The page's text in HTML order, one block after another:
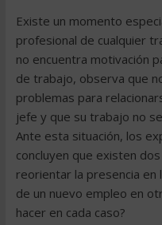
Existe un momento
profesional de cualquier
no encuentra motivación
de trabajo, observa que
problemas para
jefe y que su trabajo no
Ante esta situación, los
concluyen que existen
reorientar la presencia en
de un nuevo empleo en
hacer en cada caso?